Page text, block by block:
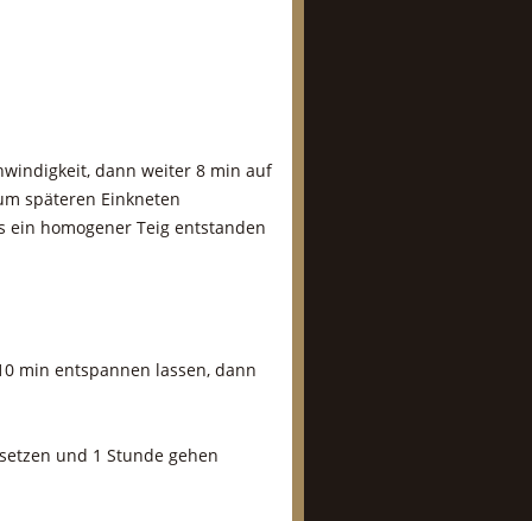
dann weiter 8 min auf
späteren Einkneten
homogener Teig entstanden
min entspannen lassen, dann
und 1 Stunde gehen